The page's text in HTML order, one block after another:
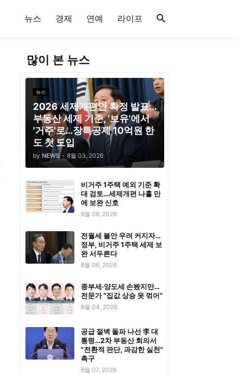
뉴스 경제 연예 라이프
많이 본 뉴스
뉴스
2026 세제개편안 확정 발표…
부동산 세제 기준, '보유'에서
'거주'로…장특공제 10억원 한
도 첫 도입
by NEWS - 8월 03, 2026
비거주 1주택 예외 기준 확
대 검토…세제개편 나흘 만
에 보완 신호
8월 08, 2026
전월세 불안 우려 커지자…
정부, 비거주 1주택 세제 보
완 서두른다
8월 06, 2026
종부세·양도세 손봤지만…
전문가 “집값 상승 못 꺾어”
8월 04, 2026
공급 절벽 돌파 나선 李 대
통령…2차 부동산 회의서
"전환적 판단, 과감한 실천"
촉구
8월 07, 2026